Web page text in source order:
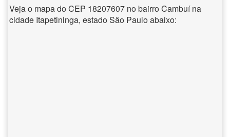
Veja o mapa do CEP 18207607 no bairro Cambuí na
cidade Itapetininga, estado São Paulo abaixo: